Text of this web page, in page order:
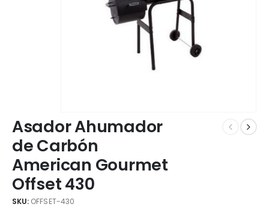
Asador Ahumador
de Carbón
American Gourmet
Offset 430
SKU: OFFSET-430